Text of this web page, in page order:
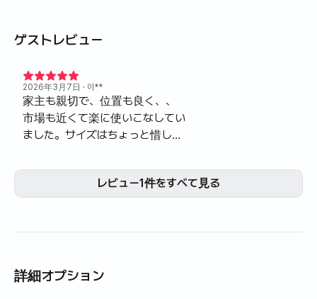
ゲストレビュー
2026年3月7日 · 이**
家主も親切で、位置も良く、、
市場も近くて楽に使いこなしてい
ました。サイズはちょっと惜しく
ようです。
レビュー1件をすべて見る
詳細オプション